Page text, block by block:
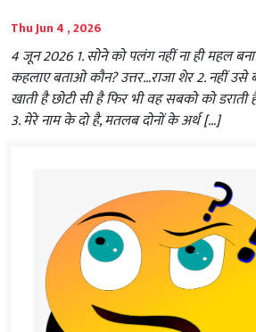
Thu Jun 4 , 2026
4 जून 2026 1. सोने को पलंग नहीं ना ही महल
कहलाए बताओ कौन? उत्तर…राजा शेर 2. नहीं उसे
खाती है छोटी सी है फिर भी वह सबको को
3. मेरे नाम के दो है, मतलब दोनों के अर्थ […]